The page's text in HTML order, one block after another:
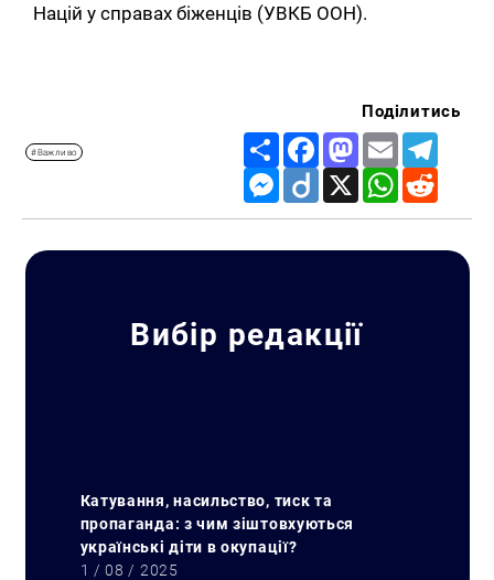
Націй у справах біженців (УВКБ ООН).
#Важливо
Поділитись
Share FacebookMastodon
Email
Messenger
Diigo X WhatsApp
Вибір редакції
Катування, насильство, тиск та
пропаганда: з чим зіштовхуються
українські діти в окупації?
1 / 08 / 2025